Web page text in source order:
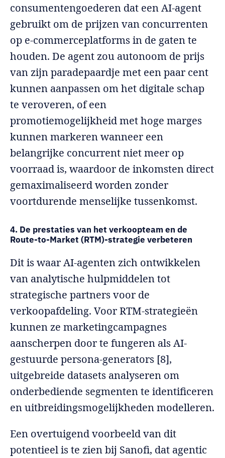
consumentengoederen dat een AI-agent
gebruikt om de prijzen van concurrenten
op e-commerceplatforms in de gaten te
houden. De agent zou autonoom de prijs
van zijn paradepaardje met een paar cent
kunnen aanpassen om het digitale schap
te veroveren, of een
promotiemogelijkheid met hoge marges
kunnen markeren wanneer een
belangrijke concurrent niet meer op
voorraad is, waardoor de inkomsten direct
gemaximaliseerd worden zonder
voortdurende menselijke tussenkomst.
4. De prestaties van het verkoopteam en de
Route-to-Market (RTM)-strategie verbeteren
Dit is waar AI-agenten zich ontwikkelen
van analytische hulpmiddelen tot
strategische partners voor de
verkoopafdeling. Voor RTM-strategieën
kunnen ze marketingcampagnes
aanscherpen door te fungeren als AI-
gestuurde persona-generators [8],
uitgebreide datasets analyseren om
onderbediende segmenten te identificeren
en uitbreidingsmogelijkheden modelleren.
Een overtuigend voorbeeld van dit
potentieel is te zien bij Sanofi, dat agentic